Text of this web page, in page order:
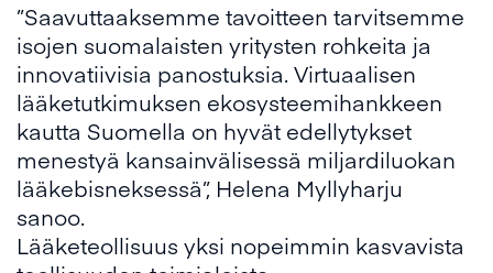
”Saavuttaaksemme tavoitteen tarvitsemme
isojen suomalaisten yritysten rohkeita ja
innovatiivisia panostuksia. Virtuaalisen
lääketutkimuksen ekosysteemihankkeen
kautta Suomella on hyvät edellytykset
menestyä kansainvälisessä miljardiluokan
lääkebisneksessä”, Helena Myllyharju
sanoo.
Lääketeollisuus yksi nopeimmin kasvavista